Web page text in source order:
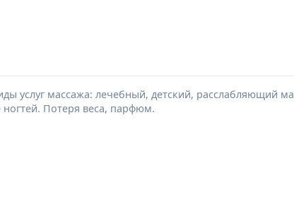
услуг массажа: лечебный, детский, расслабляющий
Потеря веса, парфюм.